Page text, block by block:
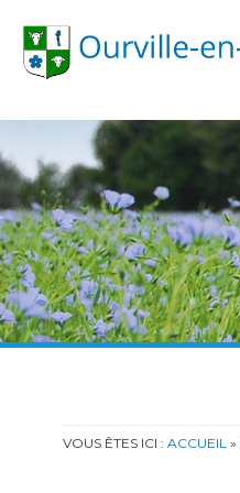
VOUS ÊTES ICI : ACCUEIL »